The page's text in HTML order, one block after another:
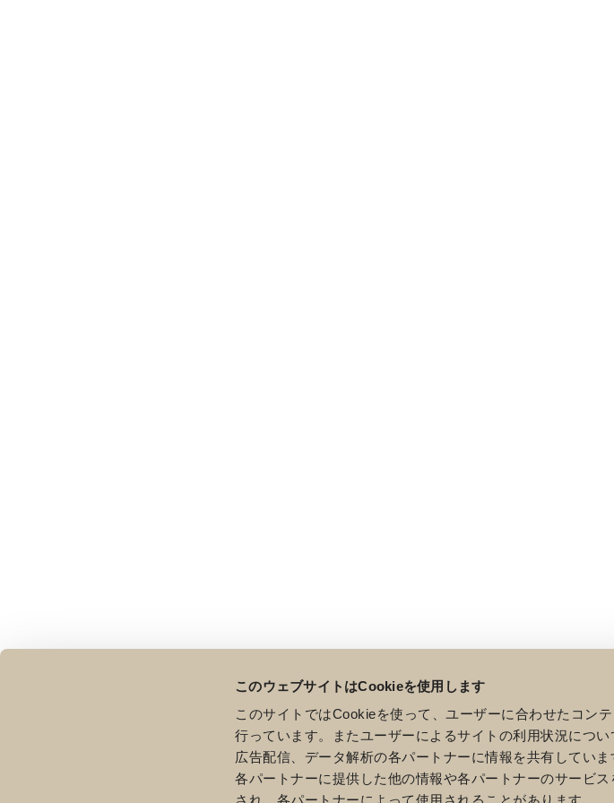
このウェブサイトはCookieを使用します
このサイトではCookieを使って、ユーザーに合わせたコン
行っています。またユーザーによるサイトの利用状況につ
広告配信、データ解析の各パートナーに情報を共有してい
各パートナーに提供した他の情報や各パートナーのサービ